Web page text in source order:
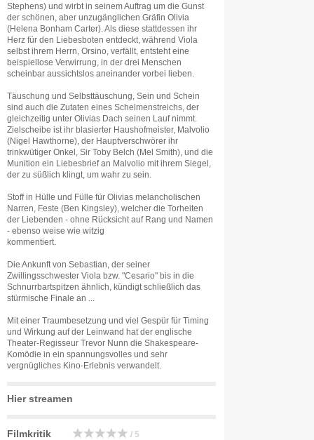
Stephens) und wirbt in seinem Auftrag um die Gunst
der schönen, aber unzugänglichen Gräfin Olivia
(Helena Bonham Carter). Als diese stattdessen ihr
Herz für den Liebesboten entdeckt, während Viola
selbst ihrem Herrn, Orsino, verfällt, entsteht eine
beispiellose Verwirrung, in der drei Menschen
scheinbar aussichtslos aneinander vorbei lieben.
Täuschung und Selbsttäuschung, Sein und Schein
sind auch die Zutaten eines Schelmenstreichs, der
gleichzeitig unter Olivias Dach seinen Lauf nimmt.
Zielscheibe ist ihr blasierter Haushofmeister, Malvolio
(Nigel Hawthorne), der Hauptverschwörer ihr
trinkwütiger Onkel, Sir Toby Belch (Mel Smith), und die
Munition ein Liebesbrief an Malvolio mit ihrem Siegel,
der zu süßlich klingt, um wahr zu sein.
Stoff in Hülle und Fülle für Olivias melancholischen
Narren, Feste (Ben Kingsley), welcher die Torheiten
der Liebenden - ohne Rücksicht auf Rang und Namen
- ebenso weise wie witzig
kommentiert.
Die Ankunft von Sebastian, der seiner
Zwillingsschwester Viola bzw. "Cesario" bis in die
Schnurrbartspitzen ähnlich, kündigt schließlich das
stürmische Finale an ...
Mit einer Traumbesetzung und viel Gespür für Timing
und Wirkung auf der Leinwand hat der englische
Theater-Regisseur Trevor Nunn die Shakespeare-
Komödie in ein spannungsvolles und sehr
vergnügliches Kino-Erlebnis verwandelt.
Hier streamen
Filmkritik / 5